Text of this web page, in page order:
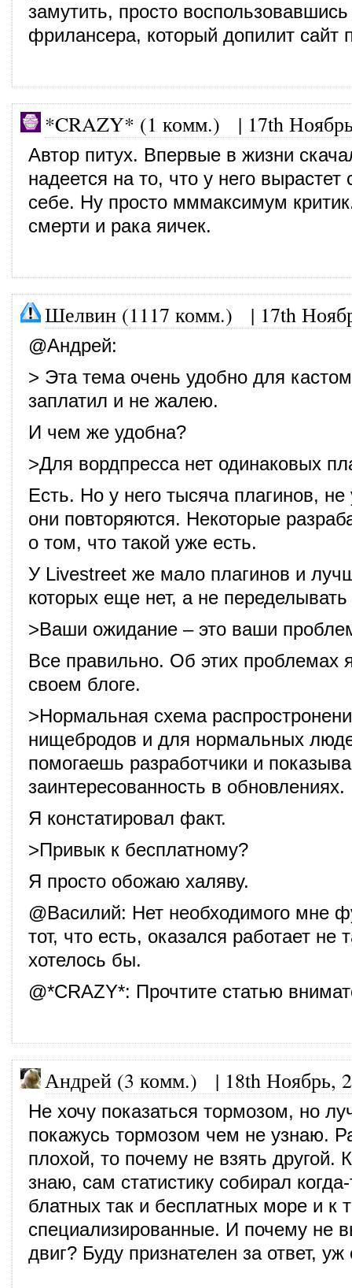
замутить, просто
фрилансера, который допилит
*CRAZY* (1 комм.) | 17th
Автор питух. Впервые в жизни
надеется на то, что у него
себе. Ну просто мммаксимум
смерти и рака яичек.
Шелвин (1117 комм.) | 17th
@Андрей:
> Эта тема очень удобно для
заплатил и не жалею.
И чем же удобна?
>Для вордпресса нет одинаковых
Есть. Но у него тысяча плагинов, не
они повторяются. Некоторые
о том, что такой уже есть.
У Livestreet же мало плагинов и
которых еще нет, а не
>Ваши ожидание – это ваши
Все правильно. Об этих проблемах
своем блоге.
>Нормальная схема
нищебродов и для нормальных
помогаешь разработчики и
заинтересованность в обновлениях.
Я констатировал факт.
>Привык к бесплатному?
Я просто обожаю халяву.
@Василий: Нет необходимого мне
тот, что есть, оказался работает не
хотелось бы.
@*CRAZY*: Прочтите статью
Андрей (3 комм.) | 18th Ноябрь,
Не хочу показаться тормозом, но
покажусь тормозом чем не узнаю.
плохой, то почему не взять другой.
знаю, сам статистику собирал
блатных так и бесплатных море и к
специализированные. И почему не
двиг? Буду признателен за ответ,